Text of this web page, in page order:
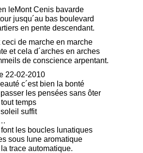
leMont Cenis bavarde
jusqu´au bas boulevard
en pente descendant.
de marche en marche
et cela d´arches en arches
de conscience arpentant.
22-02-2010
c´est bien la bonté
les pensées sans ôter
temps
suffit
les boucles lunatiques
sous lune aromatique
trace automatique.